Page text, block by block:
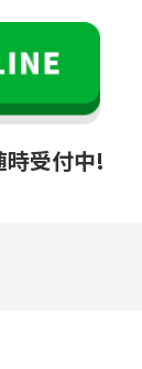
時受付中!